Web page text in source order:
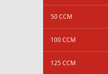
50 CCM
100 CCM
125 CCM